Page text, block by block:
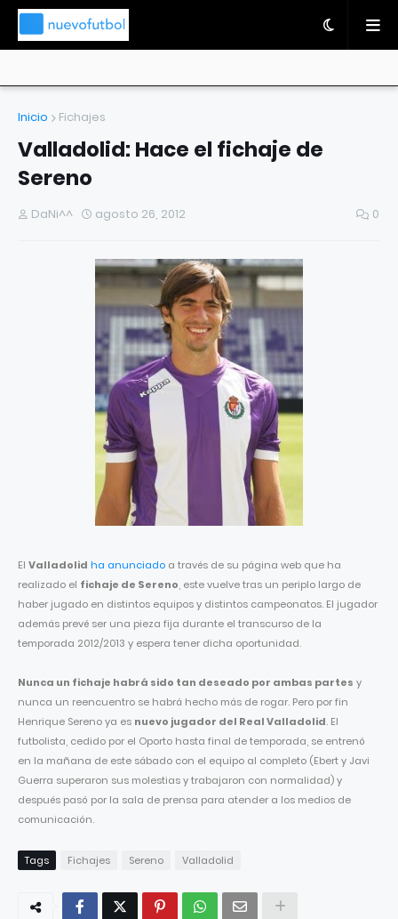
Inicio Fichajes
Valladolid: Hace el fichaje de
Sereno
DaNi^^ agosto 26, 2012 0
El Valladolid ha anunciado a través de su página web que ha
realizado el fichaje de Sereno , este vuelve tras un periplo largo de
haber jugado en distintos equipos y distintos campeonatos. El jugador
además prevé ser una pieza fija durante el transcurso de la
temporada 2012/2013 y espera tener dicha oportunidad.
Nunca un fichaje habrá sido tan deseado por ambas partes y
nunca un reencuentro se habrá hecho más de rogar. Pero por fin
Henrique Sereno ya es nuevo jugador del Real Valladolid. El
futbolista, cedido por el Oporto hasta final de temporada, se entrenó
en la mañana de este sábado con el equipo al completo (Ebert y Javi
Guerra superaron sus molestias y trabajaron con normalidad) y
después pasó por la sala de prensa para atender a los medios de
comunicación.
Tags Fichajes Sereno Valladolid